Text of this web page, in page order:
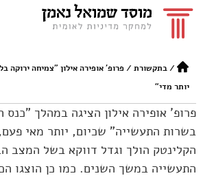
/בתקשורת / פרופ' אופירה אילון ”צמיחה ירוקה
יותר מדי“
פרופ' אופירה אילון הציגה במהלך "כנס
בשרות התעשייה" שכיום, יותר מאי
הקלינטק הולך וגדל דווקא בשל המצב
התעשייה במשך השנים. כמו כן הוצגו